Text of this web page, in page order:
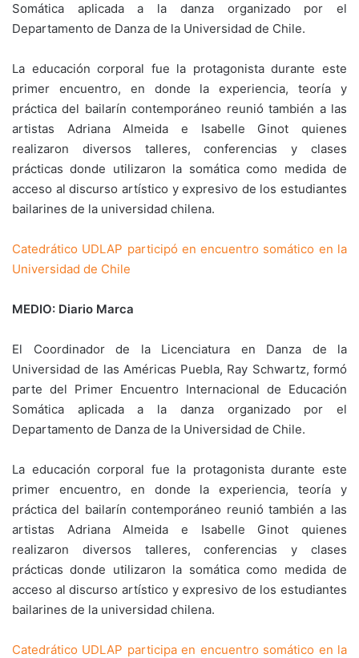
Somática aplicada a la danza organizado por el
Departamento de Danza de la Universidad de Chile.
La educación corporal fue la protagonista durante este
primer encuentro, en donde la experiencia, teoría y
práctica del bailarín contemporáneo reunió también a las
artistas Adriana Almeida e Isabelle Ginot quienes
realizaron diversos talleres, conferencias y clases
prácticas donde utilizaron la somática como medida de
acceso al discurso artístico y expresivo de los estudiantes
bailarines de la universidad chilena.
Catedrático UDLAP participó en encuentro somático en la
Universidad de Chile
MEDIO: Diario Marca
El Coordinador de la Licenciatura en Danza de la
Universidad de las Américas Puebla, Ray Schwartz, formó
parte del Primer Encuentro Internacional de Educación
Somática aplicada a la danza organizado por el
Departamento de Danza de la Universidad de Chile.
La educación corporal fue la protagonista durante este
primer encuentro, en donde la experiencia, teoría y
práctica del bailarín contemporáneo reunió también a las
artistas Adriana Almeida e Isabelle Ginot quienes
realizaron diversos talleres, conferencias y clases
prácticas donde utilizaron la somática como medida de
acceso al discurso artístico y expresivo de los estudiantes
bailarines de la universidad chilena.
Catedrático UDLAP participa en encuentro somático en la